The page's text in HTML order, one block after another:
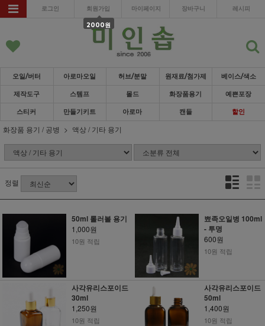
로그인 회원가입
2000원
마이페이지 장바구니 레시피
오일/버터 아로마오일 허브/분말 원재료/첨가제 베이스/색소
제작도구 스템프 몰드 화장품용기 예쁜포장
스티커 만들기키트 아로마 캔들 할인
화장품 용기 / 공병 액상 / 기타 용기
정렬
50ml 롤러볼 용기
1,000원
10원 적립
뾰족오일병 100ml
- 투명
600원
10원 적립
사각유리스포이드
30ml
1,250원
10원 적립
사각유리스포이드
50ml
1,400원
10원 적립